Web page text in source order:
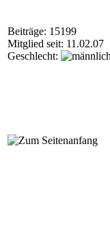
Beiträge: 15199
Mitglied seit: 11.02.07
Geschlecht: